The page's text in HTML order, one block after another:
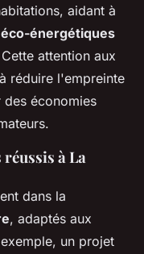
aidant à
éco-énergétiques
attention aux
réduire l'empreinte
économies
à La
dans la
, adaptés aux
un projet